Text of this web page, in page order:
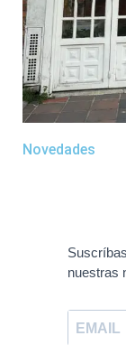
Novedades
nuestras